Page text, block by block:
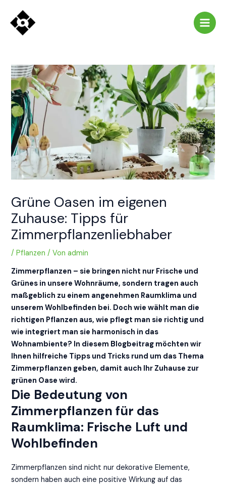
Inhalt
springen
Main
Grüne Oasen im eigenen
Zuhause: Tipps für
Zimmerpflanzenliebhaber
/Pflanzen / Vonadmin
Zimmerpflanzen – sie bringen nicht nur Frische und
Grünes in unsere Wohnräume, sondern tragen auch
maßgeblich zu einem angenehmen Raumklima und
unserem Wohlbefinden bei. Doch wie wählt man die
richtigen Pflanzen aus, wie pflegt man sie richtig und
wie integriert man sie harmonisch in das
Wohnambiente? In diesem Blogbeitrag möchten wir
Ihnen hilfreiche Tipps und Tricks rund um das Thema
Zimmerpflanzen geben, damit auch Ihr Zuhause zur
grünen Oase wird.
Die Bedeutung von
Zimmerpflanzen für das
Raumklima: Frische Luft und
Wohlbefinden
Zimmerpflanzen sind nicht nur dekorative Elemente,
sondern haben auch eine positive Wirkung auf das
navigation